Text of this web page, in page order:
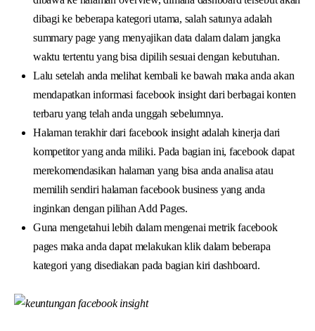
dibagi ke beberapa kategori utama, salah satunya adalah
summary page yang menyajikan data dalam dalam jangka
waktu tertentu yang bisa dipilih sesuai dengan kebutuhan.
Lalu setelah anda melihat kembali ke bawah maka anda akan
mendapatkan informasi facebook insight dari berbagai konten
terbaru yang telah anda unggah sebelumnya.
Halaman terakhir dari facebook insight adalah kinerja dari
kompetitor yang anda miliki. Pada bagian ini, facebook dapat
merekomendasikan halaman yang bisa anda analisa atau
memilih sendiri halaman facebook business yang anda
inginkan dengan pilihan Add Pages.
Guna mengetahui lebih dalam mengenai metrik facebook
pages maka anda dapat melakukan klik dalam beberapa
kategori yang disediakan pada bagian kiri dashboard.